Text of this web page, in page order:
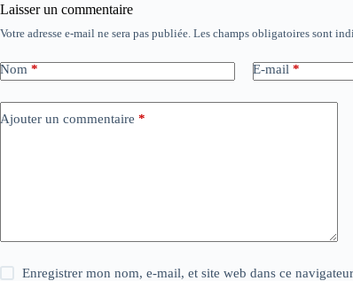
Laisser un commentaire
Votre adresse e-mail ne sera pas publiée. Les champs obligatoires sont
Nom * E-mail *
Ajouter un commentaire *
Enregistrer mon nom, e-mail, et site web dans ce